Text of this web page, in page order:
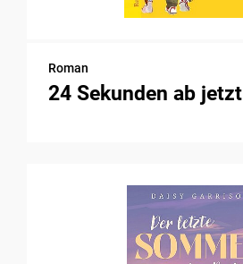
Roman
24 Sekunden ab jetzt